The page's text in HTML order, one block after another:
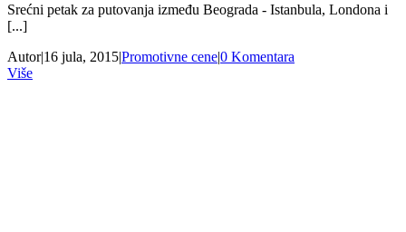
Srećni petak za putovanja između Beograda - Istanbula, Londona i
[...]
Autor|16 jula, 2015|Promotivne cene|0 Komentara
Više